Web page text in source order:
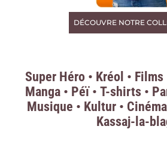
DÉCOUVRE NOTRE
Super Héro Kréol Films
Manga
Péï T-shirts
Musique
Kultur Cinéma
Kassaj-la-